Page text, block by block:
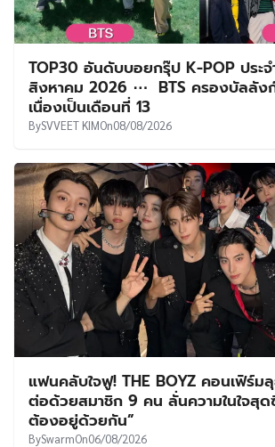
TOP30 อันดับบอยกรุ๊ป K-POP ประจ
สิงหาคม 2026 ⋯ BTS ครองบัลลัง
เนื่องเป็นเดือนที่ 13
BySVVEET KIMOn08/08/2026
แฟนคลับใจฟู! THE BOYZ คอนเฟิร์ม
ต่อด้วยสมาชิก 9 คน ลั่นความในใจสุด
ต้องอยู่ด้วยกัน”
BySwarmOn06/08/2026